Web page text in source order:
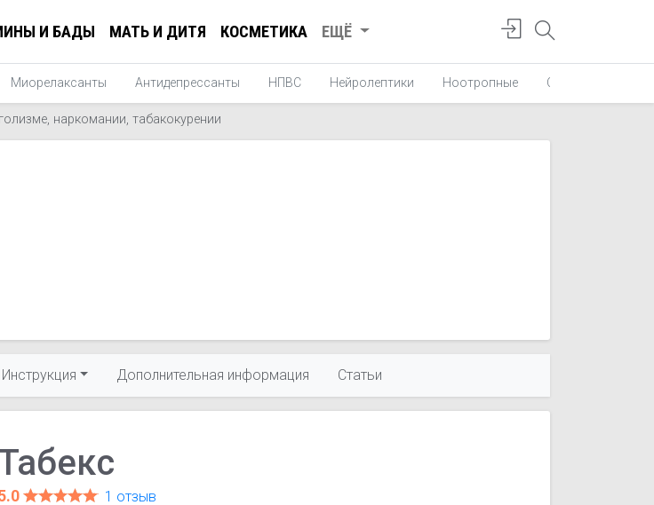
И БАДЫ МАТЬ И ДИТЯ КОСМЕТИКА ЕЩЁ
Миорелаксанты Антидепрессанты НПВС Нейролептики Ноотропные Средства от
наркомании, табакокурении
Инструкция Дополнительная информация Статьи
1 отзыв